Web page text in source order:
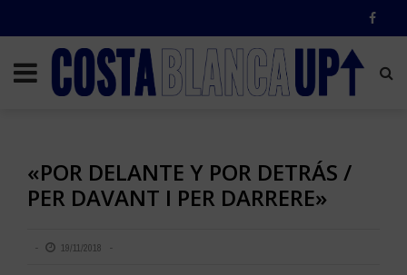
«POR DELANTE Y POR DETRÁS /
PER DAVANT I PER DARRERE»
19/11/2018